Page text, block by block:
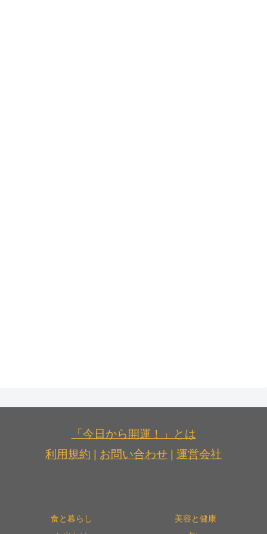
「今日から開運！」とは
利用規約
お問い合わせ 運営会社
食と暮らし
美容と健康